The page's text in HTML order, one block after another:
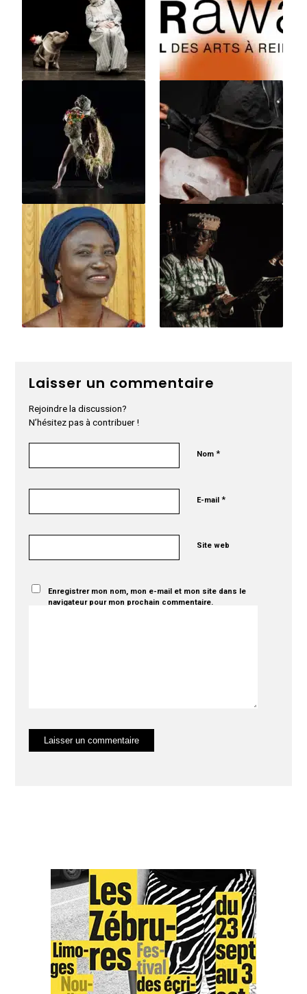
Laisser un commentaire
Rejoindre la discussion?
N’hésitez pas à contribuer !
Nom*
E-mail*
Site web
Enregistrer mon nom, mon e-mail et mon site dans le
navigateur pour mon prochain commentaire.